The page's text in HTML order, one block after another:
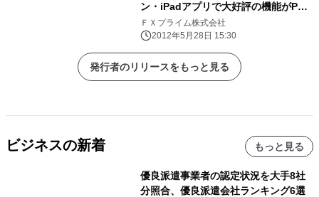
ン・iPadアプリで大好評の機能がPC
でも使え、 お客様の収益機会が拡大～
ＦＸプライム株式会社
2012年5月28日 15:30
発行者のリリースをもっと見る
ビジネスの新着 もっと見る
優良派遣事業者の認定状況を大手8社
分照合、優良派遣会社ランキング6選